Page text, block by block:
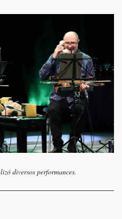
diversos performances.